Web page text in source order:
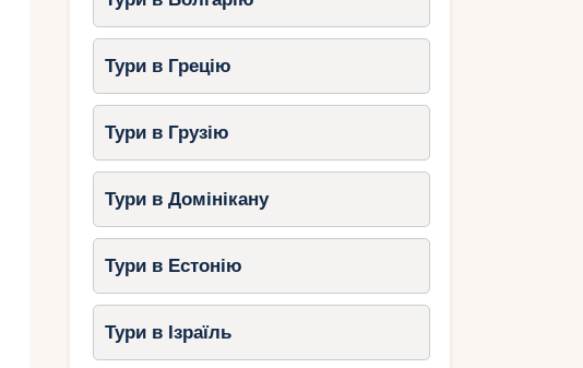
Тури в Грецію
Тури в Грузію
Тури в Домінікану
Тури в Естонію
Тури в Ізраїль